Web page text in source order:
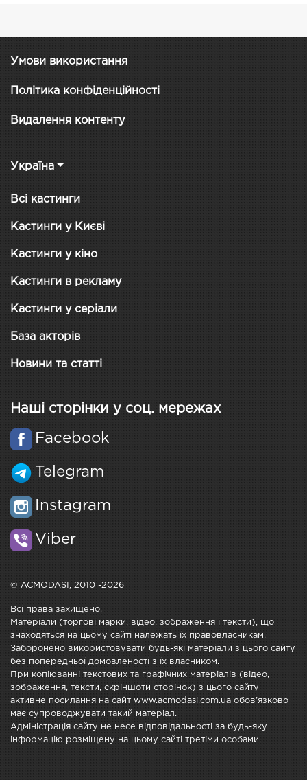
Умови використання
Політика конфіденційності
Видалення контенту
Україна
Всі кастинги
Кастинги у Києві
Кастинги у кіно
Кастинги в рекламу
Кастинги у серіали
База акторів
Новини та статті
Наші сторінки у соц. мережах
Facebook
Telegram
Instagram
Viber
© ACMODASI, 2010 -2026
Всі права захищено.
Матеріали (торгові марки, відео, зображення і тексти), що
знаходяться на цьому сайті належать їх правовласникам.
Заборонено використовувати будь-які матеріали з цього сайту
без попередньої домовленості з їх власником.
При копіюванні текстових та графічних матеріалів (відео,
зображення, тексти, скріншоти сторінок) з цього сайту
активне посилання на сайт www.acmodasi.com.ua обов'язково
має супроводжувати такий матеріал.
Адміністрація сайту не несе відповідальності за будь-яку
інформацію розміщену на цьому сайті третіми особами.